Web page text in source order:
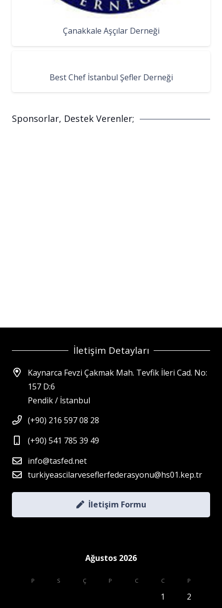
Çanakkale Aşçılar Derneği
Best Chef İstanbul Şefler Derneği
Sponsorlar, Destek Verenler;
İletişim Detayları
Kaynarca Fevzi Çakmak Mah. Tevfik İleri Cad. No:
157 D:6
Pendik / İstanbul
(+90) 216 597 08 28
(+90) 541 785 39 49
info@tasfed.net
turkiyeascilarveseflerfederasyonu@hs01.kep.tr
İletişim Formu
Ağustos 2026
P S Ç P C C P
1
2